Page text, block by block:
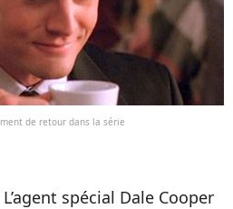
de retour dans la série
spécial Dale Cooper